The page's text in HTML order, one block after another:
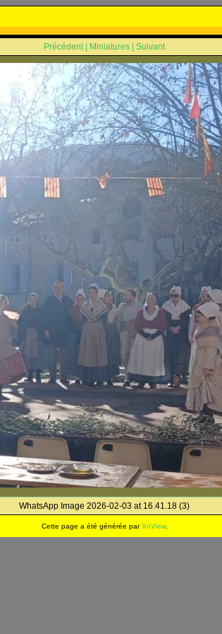
Précédent| Miniatures Suivant
WhatsApp Image 2026-02-03 at 16.41.18 (3)
Cette page a été générée parXnView.